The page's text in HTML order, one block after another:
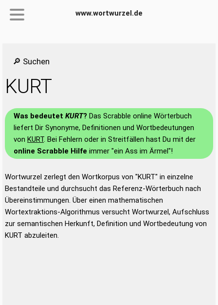
www.wortwurzel.de
🔎 Suchen
KURT
Was bedeutet KURT? Das Scrabble online Wörterbuch
liefert Dir Synonyme, Definitionen und Wortbedeutungen
von KURT. Bei Fehlern oder in Streitfällen hast Du mit der
online Scrabble Hilfe immer "ein Ass im Ärmel"!
Wortwurzel zerlegt den Wortkorpus von "KURT" in einzelne
Bestandteile und durchsucht das Referenz-Wörterbuch nach
Übereinstimmungen. Über einen mathematischen
Wortextraktions-Algorithmus versucht Wortwurzel, Aufschluss
zur semantischen Herkunft, Definition und Wortbedeutung von
KURT abzuleiten.